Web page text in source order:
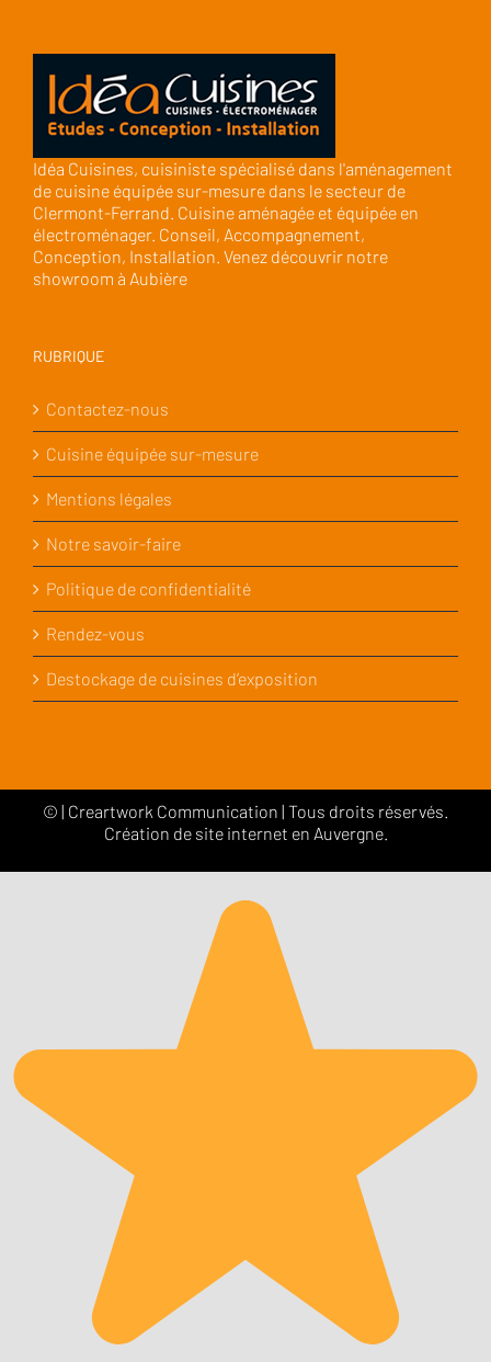
Idéa Cuisines, cuisiniste spécialisé dans l'aménagement
de cuisine équipée sur-mesure dans le secteur de
Clermont-Ferrand. Cuisine aménagée et équipée en
électroménager. Conseil, Accompagnement,
Conception, Installation. Venez découvrir notre
showroom à Aubière
RUBRIQUE
Contactez-nous
Cuisine équipée sur-mesure
Mentions légales
Notre savoir-faire
Politique de confidentialité
Rendez-vous
Destockage de cuisines d’exposition
© | Creartwork Communication | Tous droits réservés.
Création de site internet en Auvergne.